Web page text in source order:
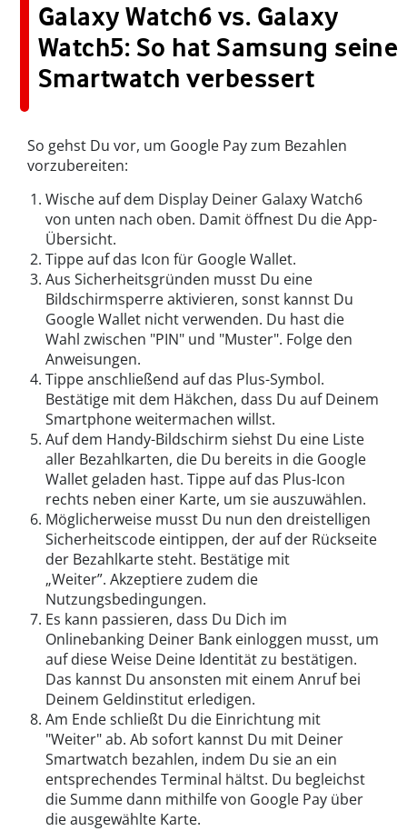
Galaxy Watch6 vs. Galaxy
Watch5: So hat Samsung seine
Smartwatch verbessert
So gehst Du vor, um Google Pay zum Bezahlen
vorzubereiten:
Wische auf dem Display Deiner Galaxy Watch6
von unten nach oben. Damit öffnest Du die App-
Übersicht.
Tippe auf das Icon für Google Wallet.
Aus Sicherheitsgründen musst Du eine
Bildschirmsperre aktivieren, sonst kannst Du
Google Wallet nicht verwenden. Du hast die
Wahl zwischen "PIN" und "Muster". Folge den
Anweisungen.
Tippe anschließend auf das Plus-Symbol.
Bestätige mit dem Häkchen, dass Du auf Deinem
Smartphone weitermachen willst.
Auf dem Handy-Bildschirm siehst Du eine Liste
aller Bezahlkarten, die Du bereits in die Google
Wallet geladen hast. Tippe auf das Plus-Icon
rechts neben einer Karte, um sie auszuwählen.
Möglicherweise musst Du nun den dreistelligen
Sicherheitscode eintippen, der auf der Rückseite
der Bezahlkarte steht. Bestätige mit
„Weiter”. Akzeptiere zudem die
Nutzungsbedingungen.
Es kann passieren, dass Du Dich im
Onlinebanking Deiner Bank einloggen musst, um
auf diese Weise Deine Identität zu bestätigen.
Das kannst Du ansonsten mit einem Anruf bei
Deinem Geldinstitut erledigen.
Am Ende schließt Du die Einrichtung mit
"Weiter" ab. Ab sofort kannst Du mit Deiner
Smartwatch bezahlen, indem Du sie an ein
entsprechendes Terminal hältst. Du begleichst
die Summe dann mithilfe von Google Pay über
die ausgewählte Karte.